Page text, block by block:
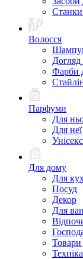
Станки
Волосся
Догляд
Фарби
Парфуми
Для
Для неї
Унісекс
Для дому
Для
Посуд
Декор
Для
Товари
Техніка